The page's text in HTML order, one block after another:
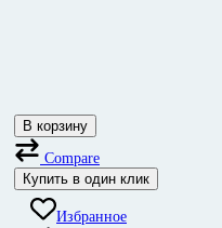
В корзину
Compare
Купить в один клик
Избранное